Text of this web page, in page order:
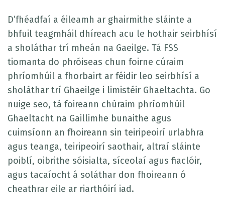
D’fhéadfaí a éileamh ar ghairmithe sláinte a
bhfuil teagmháil dhíreach acu le hothair seirbhísí
a sholáthar trí mheán na Gaeilge. Tá FSS
tiomanta do phróiseas chun foirne cúraim
phríomhúil a fhorbairt ar féidir leo seirbhísí a
sholáthar trí Ghaeilge i limistéir Ghaeltachta. Go
nuige seo, tá foireann chúraim phríomhúil
Ghaeltacht na Gaillimhe bunaithe agus
cuimsíonn an fhoireann sin teiripeoirí urlabhra
agus teanga, teiripeoirí saothair, altraí sláinte
poiblí, oibrithe sóisialta, síceolaí agus fiaclóir,
agus tacaíocht á soláthar don fhoireann ó
cheathrar eile ar riarthóirí iad.